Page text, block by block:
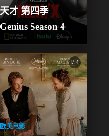
天才 第四季
Genius Season 4
7.4
欧美电影